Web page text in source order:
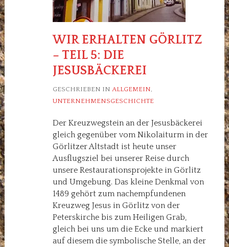
WIR ERHALTEN GÖRLITZ
– TEIL 5: DIE
JESUSBÄCKEREI
GESCHRIEBEN IN ALLGEMEIN,
UNTERNEHMENSGESCHICHTE
Der Kreuzwegstein an der Jesusbäckerei
gleich gegenüber vom Nikolaiturm in der
Görlitzer Altstadt ist heute unser
Ausflugsziel bei unserer Reise durch
unsere Restaurationsprojekte in Görlitz
und Umgebung. Das kleine Denkmal von
1489 gehört zum nachempfundenen
Kreuzweg Jesus in Görlitz von der
Peterskirche bis zum Heiligen Grab,
gleich bei uns um die Ecke und markiert
auf diesem die symbolische Stelle, an der